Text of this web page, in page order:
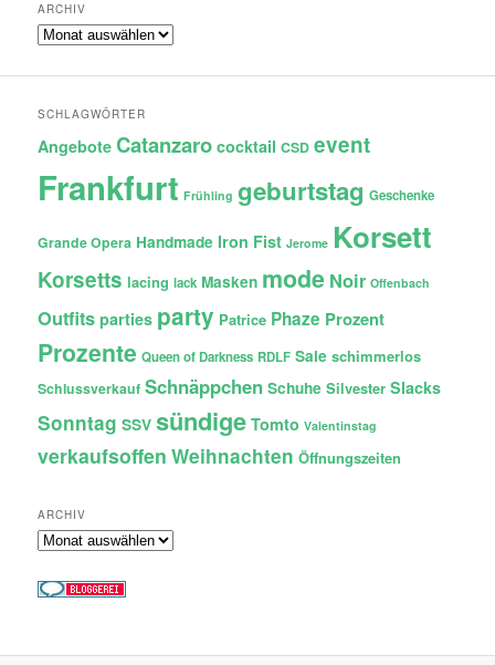
ARCHIV
Archiv
SCHLAGWÖRTER
Angebote Catanzaro cocktail CSD event
Frankfurt Frühling geburtstag Geschenke
Grande Opera Handmade Iron Fist Jerome Korsett
Korsetts lacing lack Masken mode Noir Offenbach
Outfits parties party Patrice Phaze Prozent
Prozente Queen of Darkness RDLF Sale schimmerlos
Schlussverkauf Schnäppchen Schuhe Silvester Slacks
Sonntag SSV sündige Tomto Valentinstag
verkaufsoffen Weihnachten Öffnungszeiten
ARCHIV
Archiv